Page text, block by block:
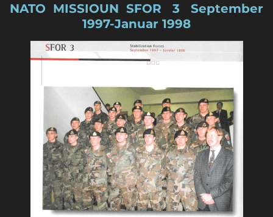
NATO MISSIOUN SFOR 3 September
1997-Januar 1998